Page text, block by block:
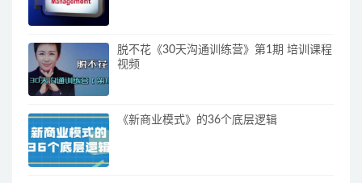
脱不花《30天沟通训练营》第1期 培训课程
视频
《新商业模式》的36个底层逻辑